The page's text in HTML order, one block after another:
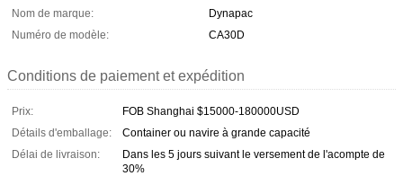
Nom de marque:
Dynapac
Numéro de modèle:
CA30D
Conditions de paiement et expédition
Prix:
FOB Shanghai $15000-180000USD
Détails d'emballage:
Container ou navire à grande capacité
Délai de livraison:
Dans les 5 jours suivant le versement de l'acompte de
30%